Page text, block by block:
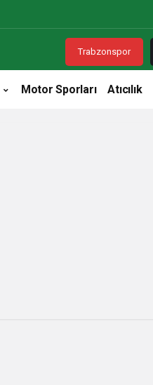
Trabzonspor
Motor Sporları Atıcılık